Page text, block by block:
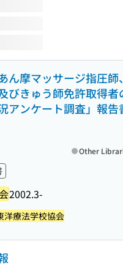
あん摩マッサージ指圧師
びきゅう師免許取得者
アンケート調査」報告
2002.3-
Other
洋療法学校協会